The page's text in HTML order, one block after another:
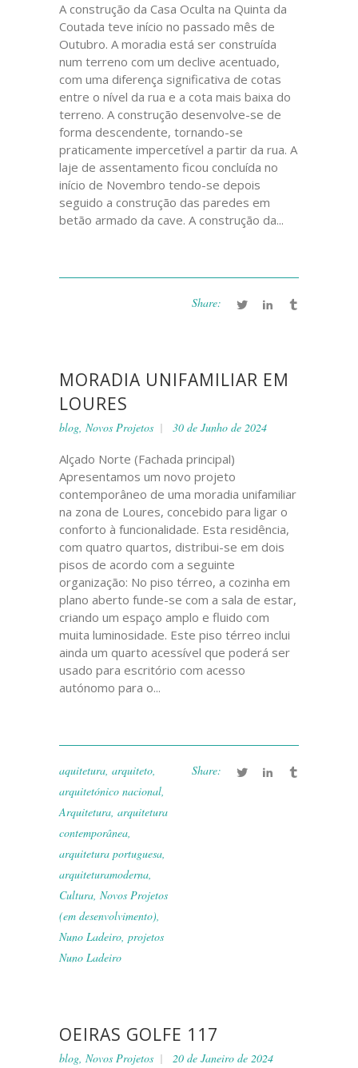
A construção da Casa Oculta na Quinta da
Coutada teve início no passado mês de
Outubro. A moradia está ser construída
num terreno com um declive acentuado,
com uma diferença significativa de cotas
entre o nível da rua e a cota mais baixa do
terreno. A construção desenvolve-se de
forma descendente, tornando-se
praticamente impercetível a partir da rua. A
laje de assentamento ficou concluída no
início de Novembro tendo-se depois
seguido a construção das paredes em
betão armado da cave. A construção da...
Share:
MORADIA UNIFAMILIAR EM
LOURES
blog, Novos Projetos 30 de Junho de 2024
Alçado Norte (Fachada principal)
Apresentamos um novo projeto
contemporâneo de uma moradia unifamiliar
na zona de Loures, concebido para ligar o
conforto à funcionalidade. Esta residência,
com quatro quartos, distribui-se em dois
pisos de acordo com a seguinte
organização: No piso térreo, a cozinha em
plano aberto funde-se com a sala de estar,
criando um espaço amplo e fluido com
muita luminosidade. Este piso térreo inclui
ainda um quarto acessível que poderá ser
usado para escritório com acesso
autónomo para o...
aquitetura, arquiteto,
arquitetónico nacional,
Arquitetura, arquitetura
contemporânea,
arquitetura portuguesa,
arquiteturamoderna,
Cultura, Novos Projetos
(em desenvolvimento),
Nuno Ladeiro, projetos
Nuno Ladeiro
Share:
OEIRAS GOLFE 117
blog, Novos Projetos 20 de Janeiro de 2024